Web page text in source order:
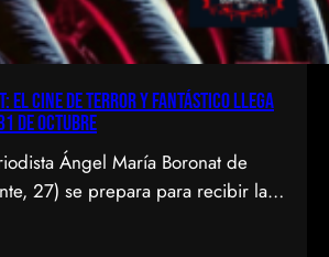
El cine de terror y fantástico llega
de octubre
Ángel María Boronat de
27) se prepara para recibir la
y fantástico que tendrá lugar del